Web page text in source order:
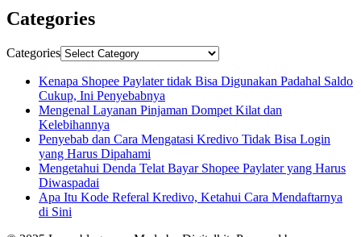
Categories
Categories
Kenapa Shopee Paylater tidak Bisa Digunakan Padahal Saldo
Cukup, Ini Penyebabnya
Mengenal Layanan Pinjaman Dompet Kilat dan
Kelebihannya
Penyebab dan Cara Mengatasi Kredivo Tidak Bisa Login
yang Harus Dipahami
Mengetahui Denda Telat Bayar Shopee Paylater yang Harus
Diwaspadai
Apa Itu Kode Referal Kredivo, Ketahui Cara Mendaftarnya
di Sini